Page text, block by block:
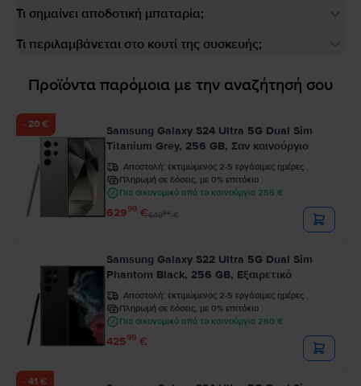
Τι σημαίνει αποδοτική μπαταρία;
Τι περιλαμβάνεται στο κουτί της συσκευής;
Προϊόντα παρόμοια με την αναζήτησή σου
- 20 €
Samsung Galaxy S24 Ultra 5G Dual Sim
Titanium Grey, 256 GB, Σαν καινούργιο
Αποστολή: εκτιμώμενος 2-5 εργάσιμες ημέρες
Πληρωμή σε δόσεις, με 0% επιτόκιο
Πιο οικονομικό από το καινούργιο 256 €
62999 €64999€
Samsung Galaxy S22 Ultra 5G Dual Sim
Phantom Black, 256 GB, Εξαιρετικό
Αποστολή: εκτιμώμενος 2-5 εργάσιμες ημέρες
Πληρωμή σε δόσεις, με 0% επιτόκιο
Πιο οικονομικό από το καινούργιο 260 €
42599 €
- 41 €